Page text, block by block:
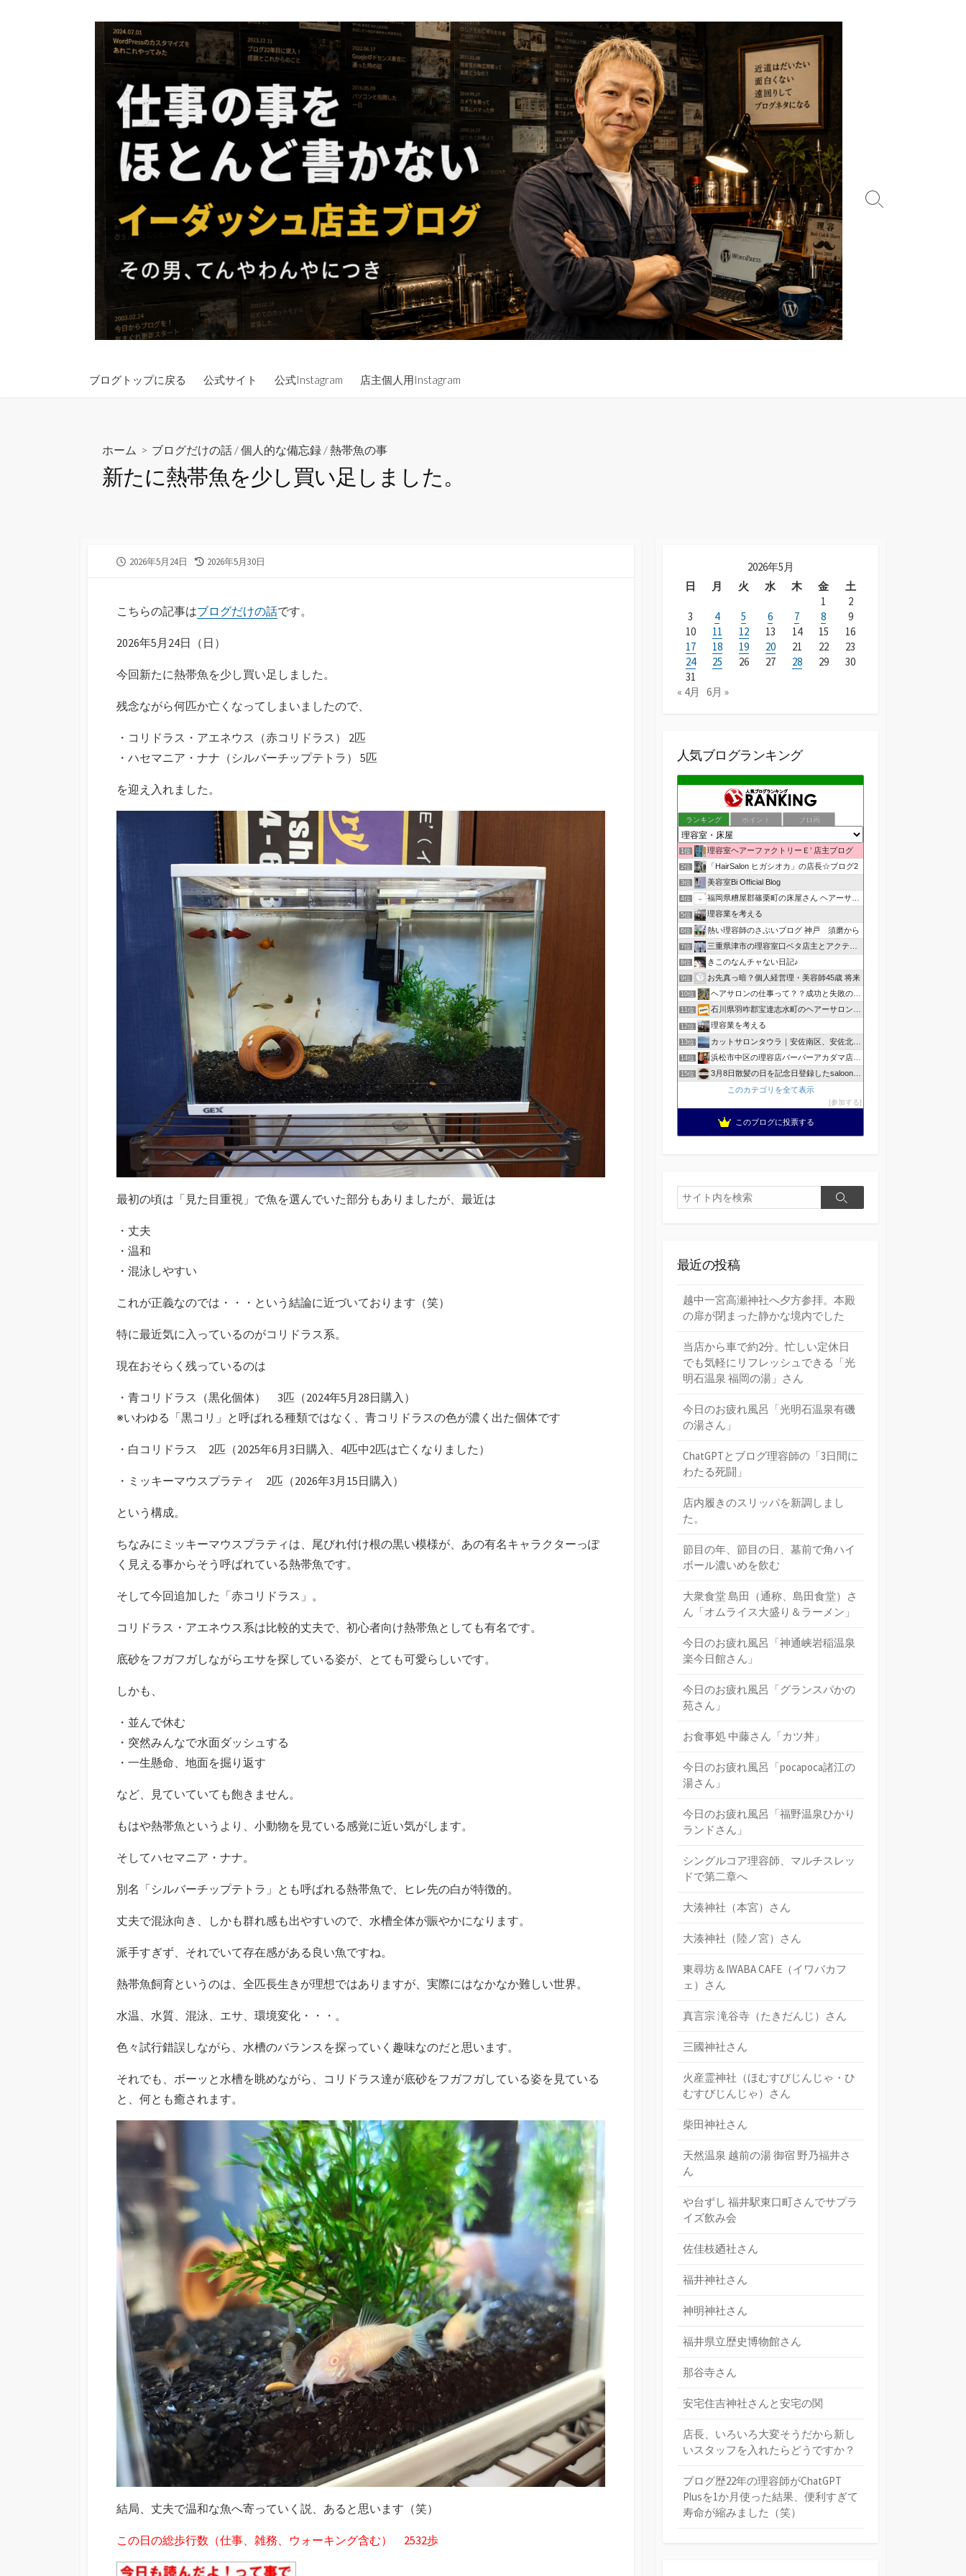
ブログトップに戻る 公式サイト 公式Instagram 店主個人用Instagram
検
ホーム > ブログだけの話 /個人的な備忘録 /熱帯魚の事
新たに熱帯魚を少し買い足しました。
公
2026年5月24日
最
新
日
2026年5月30日
こちらの記事はブログだけの話です。
2026年5月24日（日）
今回新たに熱帯魚を少し買い足しました。
残念ながら何匹か亡くなってしまいましたので、
・コリドラス・アエネウス（赤コリドラス） 2匹
・ハセマニア・ナナ（シルバーチップテトラ） 5匹
を迎え入れました。
最初の頃は「見た目重視」で魚を選んでいた部分もありましたが、最近は
・丈夫
・温和
・混泳しやすい
これが正義なのでは・・・という結論に近づいております（笑）
特に最近気に入っているのがコリドラス系。
現在おそらく残っているのは
・青コリドラス（黒化個体） 3匹（2024年5月28日購入）
※いわゆる「黒コリ」と呼ばれる種類ではなく、青コリドラスの色が濃く出た個体です
・白コリドラス 2匹（2025年6月3日購入、4匹中2匹は亡くなりました）
・ミッキーマウスプラティ 2匹（2026年3月15日購入）
という構成。
ちなみにミッキーマウスプラティは、尾びれ付け根の黒い模様が、あの有名キャラクターっぽ
く見える事からそう呼ばれている熱帯魚です。
そして今回追加した「赤コリドラス」。
コリドラス・アエネウス系は比較的丈夫で、初心者向け熱帯魚としても有名です。
底砂をフガフガしながらエサを探している姿が、とても可愛らしいです。
しかも、
・並んで休む
・突然みんなで水面ダッシュする
・一生懸命、地面を掘り返す
など、見ていていても飽きません。
もはや熱帯魚というより、小動物を見ている感覚に近い気がします。
そしてハセマニア・ナナ。
別名「シルバーチップテトラ」とも呼ばれる熱帯魚で、ヒレ先の白が特徴的。
丈夫で混泳向き、しかも群れ感も出やすいので、水槽全体が賑やかになります。
派手すぎず、それでいて存在感がある良い魚ですね。
熱帯魚飼育というのは、全匹長生きが理想ではありますが、実際にはなかなか難しい世界。
水温、水質、混泳、エサ、環境変化・・・。
色々試行錯誤しながら、水槽のバランスを探っていく趣味なのだと思います。
それでも、ボーッと水槽を眺めながら、コリドラス達が底砂をフガフガしている姿を見ている
と、何とも癒されます。
結局、丈夫で温和な魚へ寄っていく説、あると思います（笑）
この日の総歩行数（仕事、雑務、ウォーキング含む） 2532歩
2026年5月
日
月 火 水 木 金
土
1
2
3
4 5 6 7 8
9
10
11 12 13 14 15
16
17
18 19 20 21 22
23
24
25 26 27 28 29
30
31
« 4月
6月 »
人気ブログランキング
ランキング ポイント ブロ画
1位 理容室ヘアーファクトリーＥ’ 店主ブログ
2位 「HairSalon ヒガシオカ」の店長☆ブログ2
3位 美容室Bi Official Blog
4位 福岡県糟屋郡篠栗町の床屋さん ヘアーサロン１２３公式ブログ
5位 理容業を考える
6位 熱い理容師のさぶいブログ 神戸 須磨から
7位 三重県津市の理容室口ベタ店主とアクティブ嫁のblog
8位 きこのなんチャない日記♪
9位 お先真っ暗？個人経営理・美容師45歳 将来
10位 ヘアサロンの仕事って？？成功と失敗の覚悟！
11位 石川県羽咋郡宝達志水町のヘアーサロン ホープヘアーズ
12位 理容業を考える
13位 カットサロンタウラ｜安佐南区、安佐北区の理美容院
14位 浜松市中区の理容店バーバーアカダマ店主が書く
15位
3月8日散髪の日を記念日登録したsaloonhair
このカテゴリを全て表示
参加する
このブログに投票する
検
索
検
最近の投稿
越中一宮高瀬神社へ夕方参拝。本殿
の扉が閉まった静かな境内でした
当店から車で約2分。忙しい定休日
でも気軽にリフレッシュできる「光
明石温泉 福岡の湯」さん
今日のお疲れ風呂「光明石温泉有磯
の湯さん」
ChatGPTとブログ理容師の「3日間に
わたる死闘」
店内履きのスリッパを新調しまし
た。
節目の年、節目の日、墓前で角ハイ
ボール濃いめを飲む
大衆食堂 島田（通称、島田食堂）さ
ん「オムライス大盛り＆ラーメン」
今日のお疲れ風呂「神通峡岩稲温泉
楽今日館さん」
今日のお疲れ風呂「グランスパかの
苑さん」
お食事処 中藤さん「カツ丼」
今日のお疲れ風呂「pocapoca諸江の
湯さん」
今日のお疲れ風呂「福野温泉ひかり
ランドさん」
シングルコア理容師、マルチスレッ
ドで第二章へ
大湊神社（本宮）さん
大湊神社（陸ノ宮）さん
東尋坊＆IWABA CAFE（イワバカフ
ェ）さん
真言宗 滝谷寺（たきだんじ）さん
三國神社さん
火産霊神社（ほむすびじんじゃ・ひ
むすびじんじゃ）さん
柴田神社さん
天然温泉 越前の湯 御宿 野乃福井さ
ん
や台ずし 福井駅東口町さんでサプラ
イズ飲み会
佐佳枝廼社さん
福井神社さん
神明神社さん
福井県立歴史博物館さん
那谷寺さん
安宅住吉神社さんと安宅の関
店長、いろいろ大変そうだから新し
いスタッフを入れたらどうですか？
ブログ歴22年の理容師がChatGPT
Plusを1か月使った結果、便利すぎて
寿命が縮みました（笑）